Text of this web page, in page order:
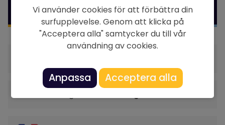
Vi använder cookies för att förbättra din
surfupplevelse. Genom att klicka på
"Acceptera alla" samtycker du till vår
användning av cookies.
Anpassa Acceptera alla
Guide